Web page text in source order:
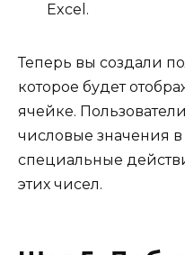
Excel.
Теперь вы создали
которое будет
ячейке.
числовые значения в
специальные
этих чисел.